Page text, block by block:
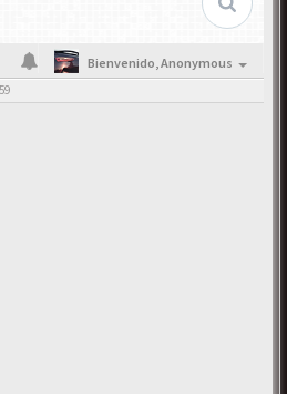
Bienvenido,Anonymous